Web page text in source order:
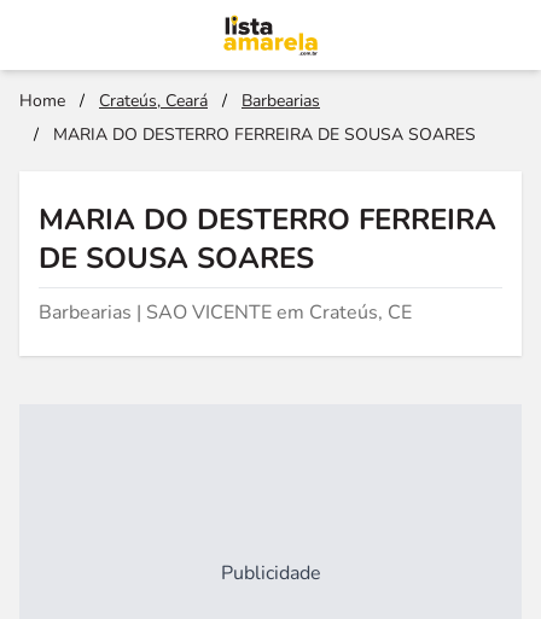
Home / Crateús, Ceará /
Barbearias
/
MARIA DO DESTERRO FERREIRA DE SOUSA SOARES
MARIA DO DESTERRO FERREIRA
DE SOUSA SOARES
Barbearias | SAO VICENTE em Crateús, CE
Publicidade